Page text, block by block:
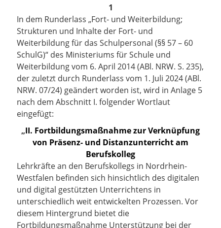
1
In dem Runderlass „Fort- und Weiterbildung;
Strukturen und Inhalte der Fort- und
Weiterbildung für das Schulpersonal (§§ 57 – 60
SchulG)“ des Ministeriums für Schule und
Weiterbildung vom 6. April 2014 (ABl. NRW. S. 235),
der zuletzt durch Runderlass vom 1. Juli 2024 (ABl.
NRW. 07/24) geändert worden ist, wird in Anlage 5
nach dem Abschnitt I. folgender Wortlaut
eingefügt:
„II. Fortbildungsmaßnahme zur Verknüpfung
von Präsenz- und Distanzunterricht am
Berufskolleg
Lehrkräfte an den Berufskollegs in Nordrhein-
Westfalen befinden sich hinsichtlich des digitalen
und digital gestützten Unterrichtens in
unterschiedlich weit entwickelten Prozessen. Vor
diesem Hintergrund bietet die
Fortbildungsmaßnahme Unterstützung bei der